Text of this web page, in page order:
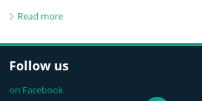
Read more
Follow us
on Facebook